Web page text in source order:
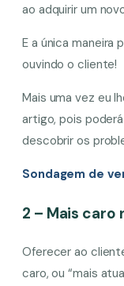
ao adquirir um
E a única maneira
ouvindo o cliente!
Mais uma vez eu
artigo, pois
descobrir os
Sondagem de
2 – Mais caro
Oferecer ao
caro, ou “mais